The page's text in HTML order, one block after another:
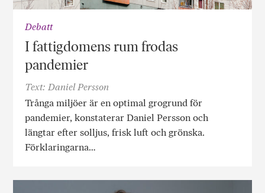
Debatt
I fattigdomens rum frodas
pandemier
Text: Daniel Persson
Trånga miljöer är en optimal grogrund för
pandemier, konstaterar Daniel Persson och
längtar efter solljus, frisk luft och grönska.
Förklaringarna…